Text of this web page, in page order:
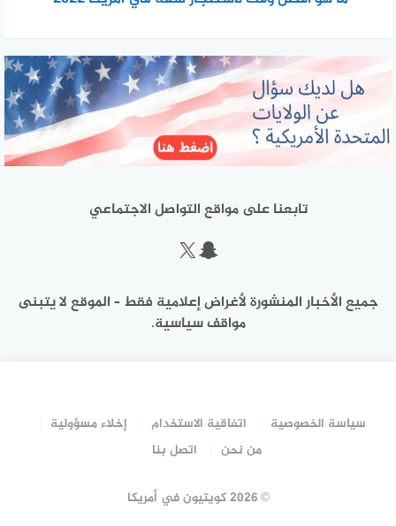
تابعنا على مواقع التواصل الاجتماعي
سناب شات
إكس
جميع الأخبار المنشورة لأغراض إعلامية فقط – الموقع لا يتبنى
مواقف سياسية.
سياسة الخصوصية اتفاقية الاستخدام
إخلاء مسؤولية
من نحن
اتصل بنا
©2026 كويتيون في أمريكا